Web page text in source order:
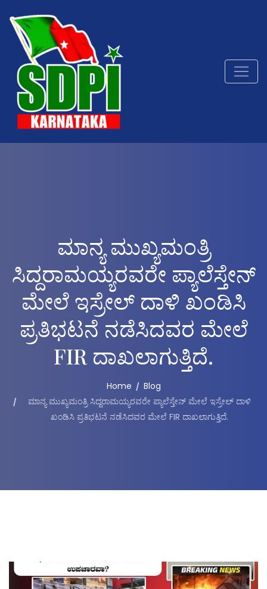
ಮಾನ್ಯ ಮುಖ್ಯಮಂತ್ರಿ
ಸಿದ್ದರಾಮಯ್ಯರವರೇ ಪ್ಯಾಲೆಸ್ತೇನ್
ಮೇಲೆ ಇಸ್ರೇಲ್ ದಾಳಿ ಖಂಡಿಸಿ
ಪ್ರತಿಭಟನೆ ನಡೆಸಿದವರ ಮೇಲೆ
FIR ದಾಖಲಾಗುತ್ತಿದೆ.
Home
Blog
ಮಾನ್ಯ ಮುಖ್ಯಮಂತ್ರಿ ಸಿದ್ದರಾಮಯ್ಯರವರೇ ಪ್ಯಾಲೆಸ್ತೇನ್ ಮೇಲೆ ಇಸ್ರೇಲ್ ದಾಳಿ
ಖಂಡಿಸಿ ಪ್ರತಿಭಟನೆ ನಡೆಸಿದವರ ಮೇಲೆ FIR ದಾಖಲಾಗುತ್ತಿದೆ.